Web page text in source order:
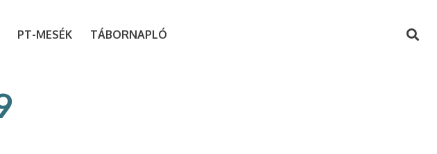
PT-MESÉK TÁBORNAPLÓ